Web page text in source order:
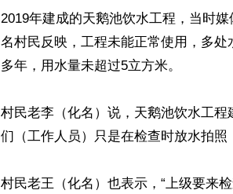
2019年建成的天鹅池饮水工程，当时
名村民反映，工程未能正常使用，多
多年，用水量未超过5立方米。
村民老李（化名）说，天鹅池饮水工
们（工作人员）只是在检查时放水拍
村民老王（化名）也表示，“上级要来